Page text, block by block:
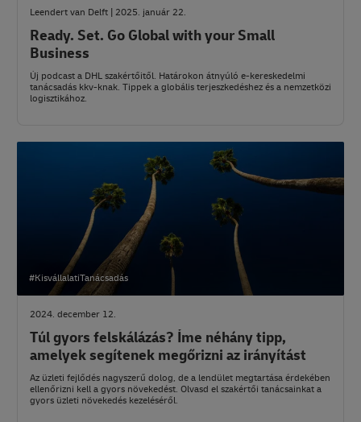
Leendert van Delft | 2025. január 22.
Ready. Set. Go Global with your Small
Business
Új podcast a DHL szakértőitől. Határokon átnyúló e-kereskedelmi
tanácsadás kkv-knak. Tippek a globális terjeszkedéshez és a nemzetközi
logisztikához.
#KisvállalatiTanácsadás
2024. december 12.
Túl gyors felskálázás? Íme néhány tipp,
amelyek segítenek megőrizni az irányítást
Az üzleti fejlődés nagyszerű dolog, de a lendület megtartása érdekében
ellenőrizni kell a gyors növekedést. Olvasd el szakértői tanácsainkat a
gyors üzleti növekedés kezeléséről.